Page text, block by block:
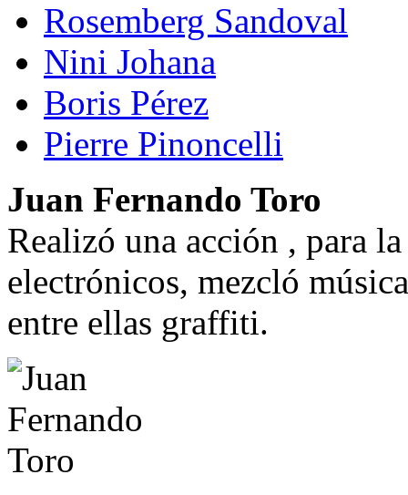
Rosemberg Sandoval
Nini Johana
Boris Pérez
Pierre Pinoncelli
Juan Fernando Toro
Realizó una acción , para
electrónicos, mezcló
entre ellas graffiti.